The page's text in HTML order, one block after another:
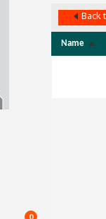
0
Back
Name